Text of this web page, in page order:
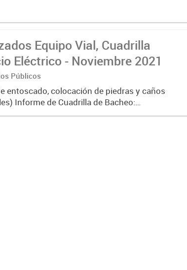
Equipo Vial, Cuadrilla
Eléctrico - Noviembre 2021
Públicos
entoscado, colocación de piedras y caños
Informe de Cuadrilla de Bacheo:
colocación de tapa registro,